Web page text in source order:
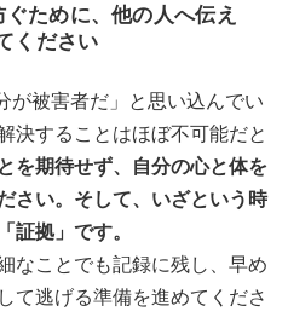
ために、他の人へ伝え
ください
が被害者だ」と思い込んでい
決することはほぼ不可能だと
を期待せず、自分の心と体を
さい。そして、いざという時
証拠」です。
なことでも記録に残し、早め
て逃げる準備を進めてくださ